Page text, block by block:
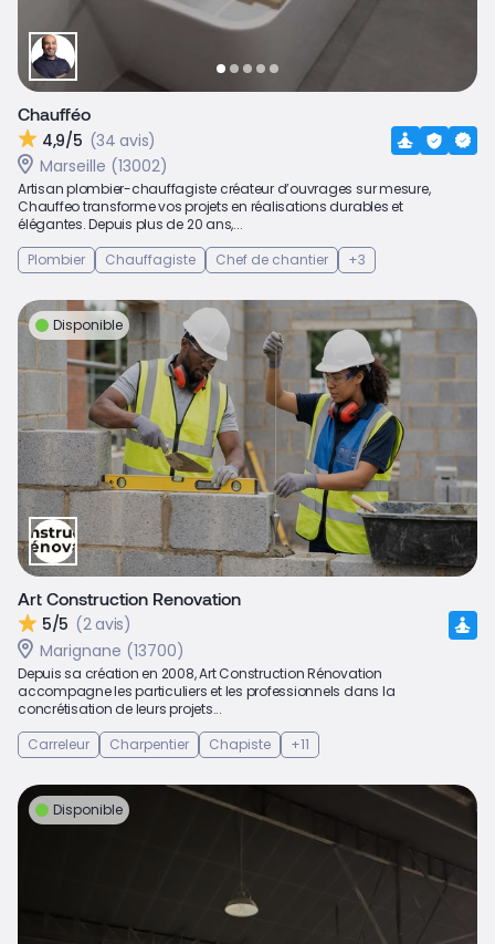
Chaufféo
4,9/5 (34 avis)
Marseille (13002)
Artisan plombier-chauffagiste créateur d’ouvrages sur mesure,
Chauffeo transforme vos projets en réalisations durables et
élégantes. Depuis plus de 20 ans,...
Plombier
Chauffagiste Chef de chantier +3
Disponible
Art Construction Renovation
5/5 (2 avis)
Marignane (13700)
Depuis sa création en 2008, Art Construction Rénovation
accompagne les particuliers et les professionnels dans la
concrétisation de leurs projets...
Carreleur
Charpentier Chapiste +11
Disponible